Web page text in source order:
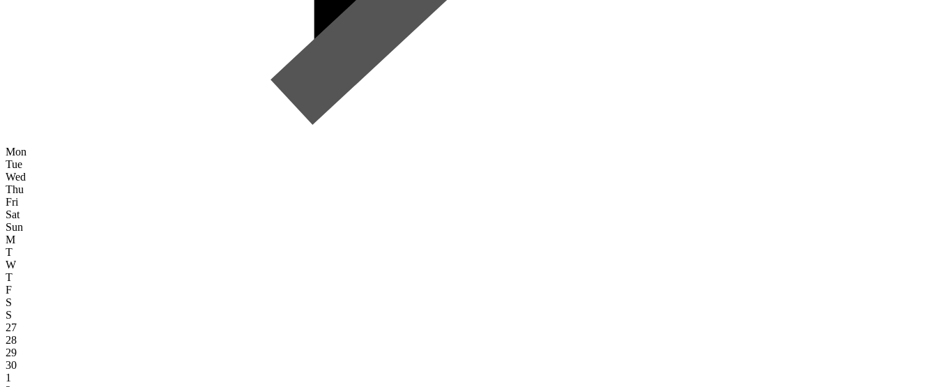
Mon
Tue
Wed
Thu
Fri
Sat
Sun
M
T
W
T
F
S
S
27
28
29
30
1